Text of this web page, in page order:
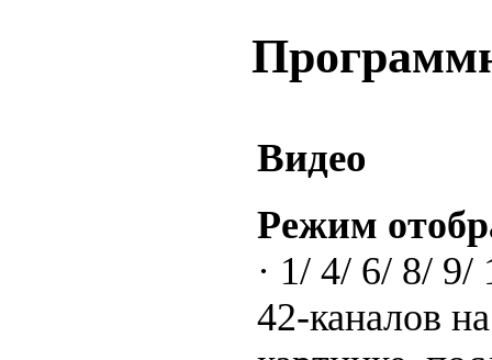
Видео
Режим
· 1/ 4/ 6/ 8/
42-каналов